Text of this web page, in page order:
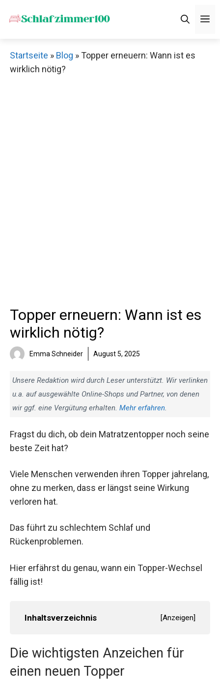
Inhalt
Startseite » Blog »Topper erneuern: Wann ist es
wirklich nötig?
Topper erneuern: Wann ist es
wirklich nötig?
Emma Schneider August 5, 2025
Unsere Redaktion wird durch Leser unterstützt. Wir verlinken
u.a. auf ausgewählte Online-Shops und Partner, von denen
wir ggf. eine Vergütung erhalten. Mehr erfahren.
Fragst du dich, ob dein Matratzentopper noch seine
beste Zeit hat?
Viele Menschen verwenden ihren Topper jahrelang,
ohne zu merken, dass er längst seine Wirkung
verloren hat.
Das führt zu schlechtem Schlaf und
Rückenproblemen.
Hier erfährst du genau, wann ein Topper-Wechsel
fällig ist!
Inhaltsverzeichnis [Anzeigen]
Die wichtigsten Anzeichen für
einen neuen Topper